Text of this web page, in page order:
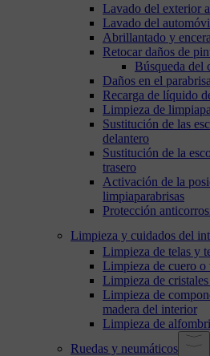
Lavado del exterior
Lavado del
Abrillantado y
Retocar daños de
Búsqueda del
Daños en el
Recarga de líquido
Limpieza de
Sustitución de las
delantero
Sustitución de la
trasero
Activación de la
limpiaparabrisas
Protección
Limpieza y cuidados del
Limpieza de telas y
Limpieza de cuero
Limpieza de
Limpieza de
madera del interior
Limpieza de
Ruedas y neumáticos